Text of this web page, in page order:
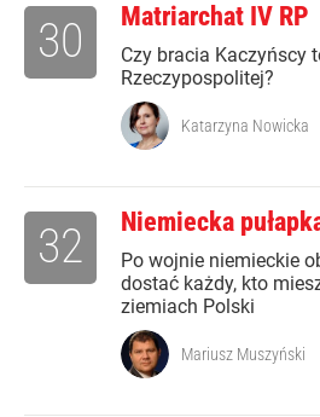
Matriarchat IV RP
Czy bracia Kaczyńscy
Rzeczypospolitej?
30
Katarzyna Nowicka
Niemiecka
Po wojnie niemieckie
dostać każdy, kto
ziemiach Polski
32
Mariusz Muszyński